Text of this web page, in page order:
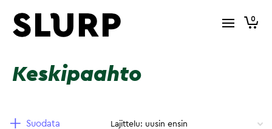
0
Keskipaahto
Suodata